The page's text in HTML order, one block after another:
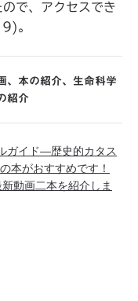
で、アクセスでき
。
、 本の紹介、 生命科学
紹介
ガイド―歴史的カタス
本がおすすめです！
動画二本を紹介しま